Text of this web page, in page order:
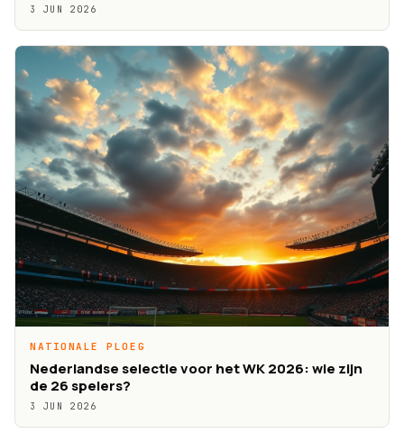
3 JUN 2026
NATIONALE PLOEG
Nederlandse selectie voor het WK 2026: wie zijn
de 26 spelers?
3 JUN 2026